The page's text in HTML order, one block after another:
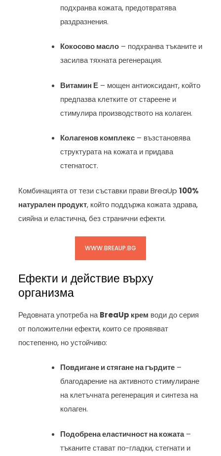
подхранва кожата, предотвратява
раздразнения.
Кокосово масло – подхранва тъканите и
засилва тяхната регенерация.
Витамин Е – мощен антиоксидант, който
предпазва клетките от стареене и
стимулира производството на колаген.
Колагенов комплекс – възстановява
структурата на кожата и придава
стегнатост.
Комбинацията от тези съставки прави BreaUp100%
натурален продукт, който поддържа кожата здрава,
сияйна и еластична, без странични ефекти.
WWW.BREAUP.BG
Ефекти и действие върху
организма
Редовната употреба наBreaUp крем води до серия
от положителни ефекти, които се проявяват
постепенно, но устойчиво:
Повдигане и стягане на гърдите –
благодарение на активното стимулиране
на клетъчната регенерация и синтеза на
колаген.
Подобрена еластичност на кожата–
тъканите стават по-гладки, стегнати и